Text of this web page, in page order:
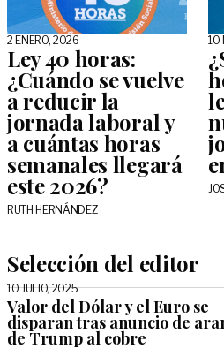
2 ENERO, 2026
Ley 40 horas:
¿Cuándo se vuelve
a reducir la
jornada laboral y
a cuántas horas
semanales llegará
este 2026?
RUTH HERNÁNDEZ
10
Selección del editor
10 JULIO, 2025
Valor del Dólar y el Euro se
disparan tras anuncio de
de Trump al cobre